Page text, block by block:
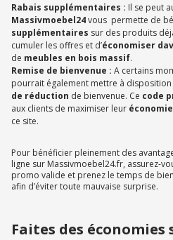
Rabais supplémentaires : Il se peut
Massivmoebel24vous permette de
supplémentaires sur des produits
cumuler les offres et d’économiser
de meubles en bois massif.
Remise de bienvenue : A certains
pourrait également mettre à disposition
de réduction de bienvenue. Ce code
aux clients de maximiser leur
ce site.
Pour bénéficier pleinement des
ligne sur Massivmoebel24.fr, assurez-
promo valide et prenez le temps de
afin d’éviter toute mauvaise surprise.
Faites des